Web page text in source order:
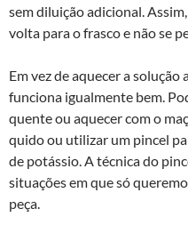
sem diluição adicional.
volta para o frasco e não se
Em vez de aquecer a
funciona igualmente bem.
quente ou aquecer com o
quido ou utilizar um pincel
de potássio. A técnica do
situações em que só
peça.